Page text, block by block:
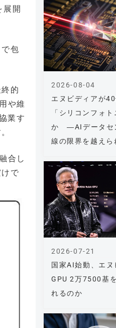
展開
包
的
や維
業す
合し
で
エヌビディアが
「シリコンフォ
か ―AIデータセ
線の限界を越えら
2026-08-04
国家AI始動、エ
GPU 2万7500基
れるのか
2026-07-21